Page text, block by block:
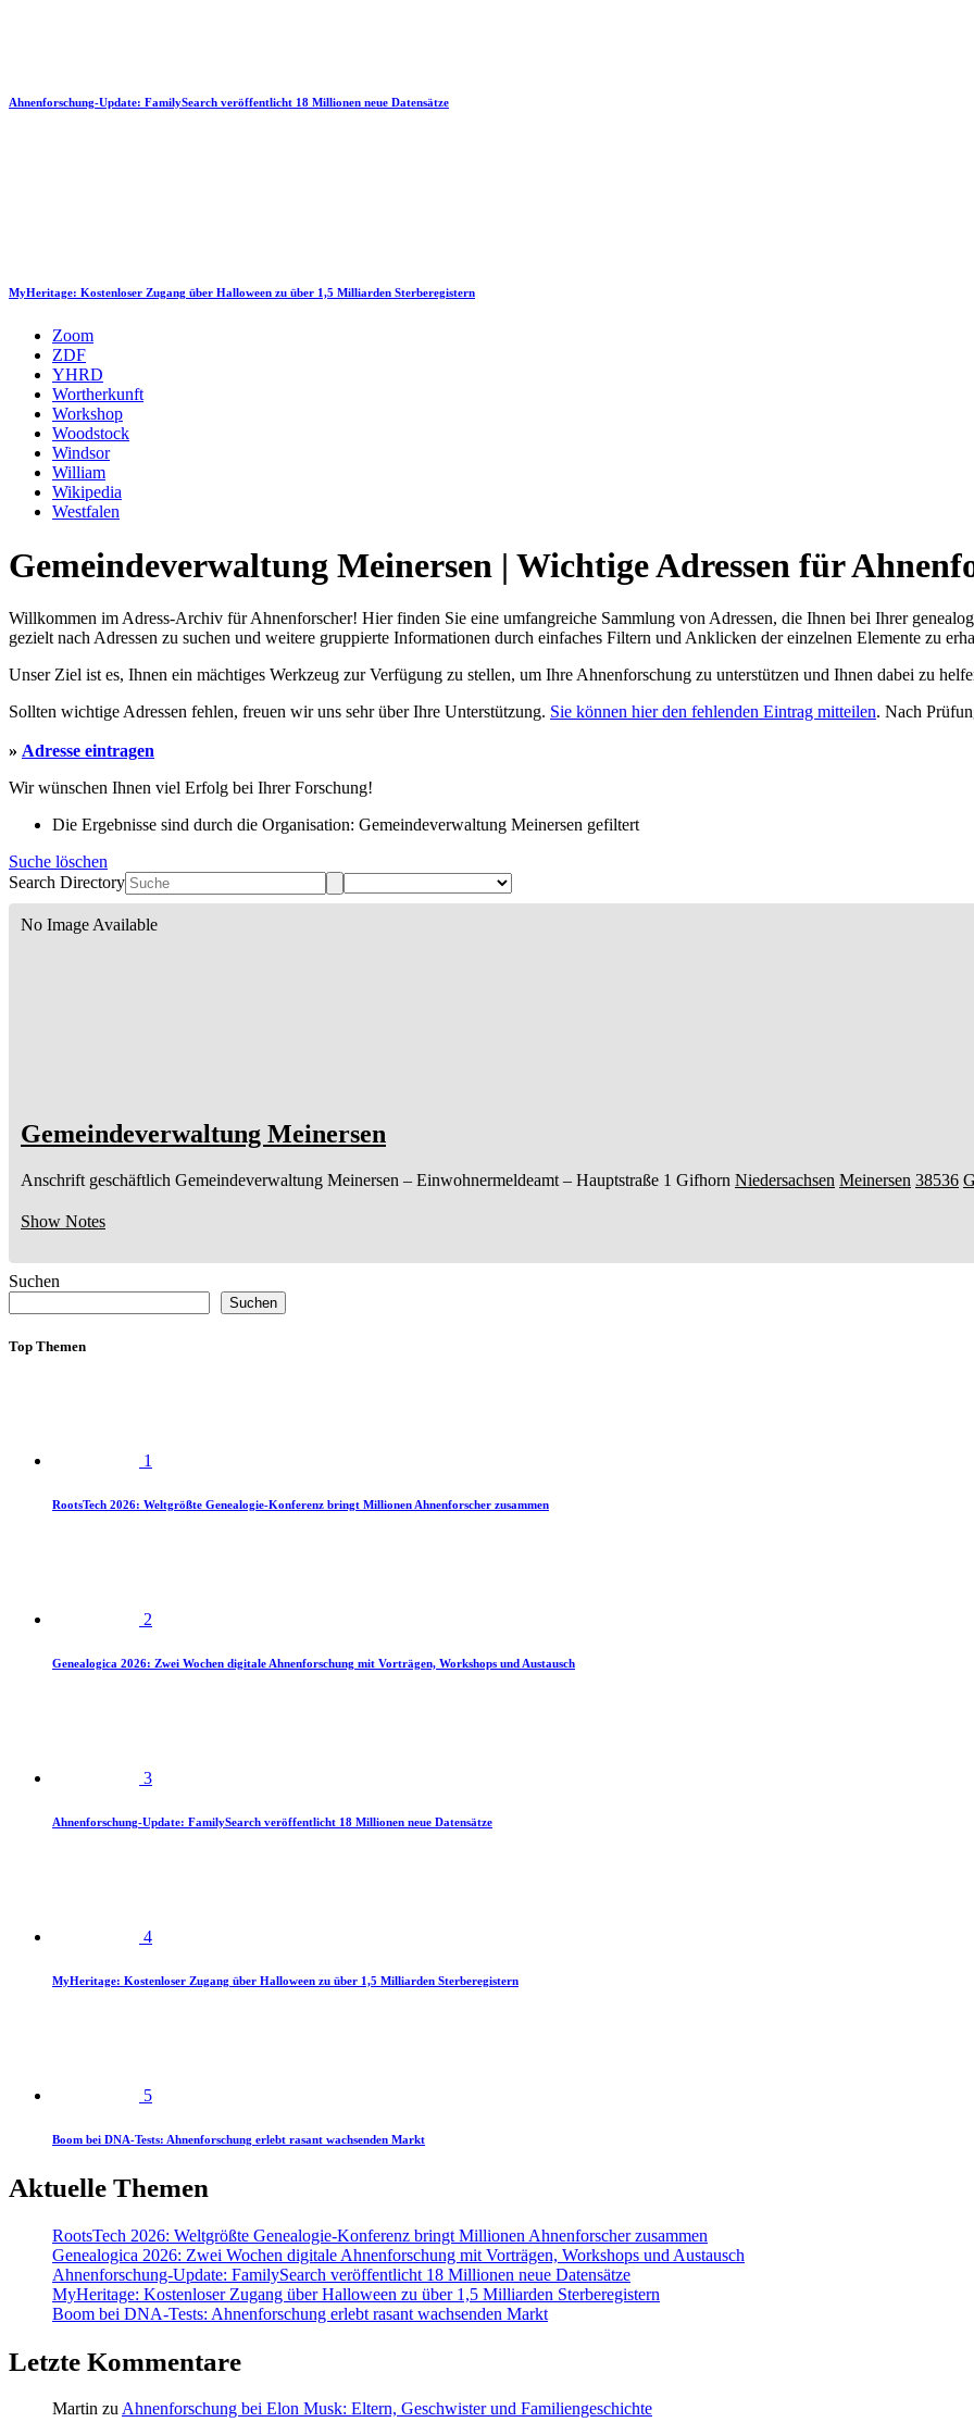
Ahnenforschung-Update: FamilySearch veröffentlicht 18 Millionen neue Datensätze
MyHeritage: Kostenloser Zugang über Halloween zu über 1,5 Milliarden Sterberegistern
Zoom
ZDF
YHRD
Wortherkunft
Workshop
Woodstock
Windsor
William
Wikipedia
Westfalen
Gemeindeverwaltung Meinersen | Wichtige Adressen für
Willkommen im Adress-Archiv für Ahnenforscher! Hier finden Sie eine umfangreiche Sammlung von Adressen, die Ihnen bei Ihrer
gezielt nach Adressen zu suchen und weitere gruppierte Informationen durch einfaches Filtern und Anklicken der einzelnen Elemente zu
Unser Ziel ist es, Ihnen ein mächtiges Werkzeug zur Verfügung zu stellen, um Ihre Ahnenforschung zu unterstützen und Ihnen dabei zu
Sollten wichtige Adressen fehlen, freuen wir uns sehr über Ihre Unterstützung. Sie können hier den fehlenden Eintrag mitteilen. Nach
» Adresse eintragen
Wir wünschen Ihnen viel Erfolg bei Ihrer Forschung!
Die Ergebnisse sind durch die Organisation: Gemeindeverwaltung Meinersen gefiltert
Suche löschen
Search Directory
No Image Available
Gemeindeverwaltung Meinersen
Anschrift geschäftlich Gemeindeverwaltung Meinersen – Einwohnermeldeamt – Hauptstraße 1 Gifhorn Niedersachsen Meinersen 38536
Show Notes
Suchen
Suchen
Top Themen
1
RootsTech 2026: Weltgrößte Genealogie-Konferenz bringt Millionen Ahnenforscher zusammen
2
Genealogica 2026: Zwei Wochen digitale Ahnenforschung mit Vorträgen, Workshops und Austausch
3
Ahnenforschung-Update: FamilySearch veröffentlicht 18 Millionen neue Datensätze
4
MyHeritage: Kostenloser Zugang über Halloween zu über 1,5 Milliarden Sterberegistern
5
Boom bei DNA-Tests: Ahnenforschung erlebt rasant wachsenden Markt
Aktuelle Themen
RootsTech 2026: Weltgrößte Genealogie-Konferenz bringt Millionen Ahnenforscher zusammen
Genealogica 2026: Zwei Wochen digitale Ahnenforschung mit Vorträgen, Workshops und Austausch
Ahnenforschung-Update: FamilySearch veröffentlicht 18 Millionen neue Datensätze
MyHeritage: Kostenloser Zugang über Halloween zu über 1,5 Milliarden Sterberegistern
Boom bei DNA-Tests: Ahnenforschung erlebt rasant wachsenden Markt
Letzte Kommentare
Martin zu Ahnenforschung bei Elon Musk: Eltern, Geschwister und Familiengeschichte